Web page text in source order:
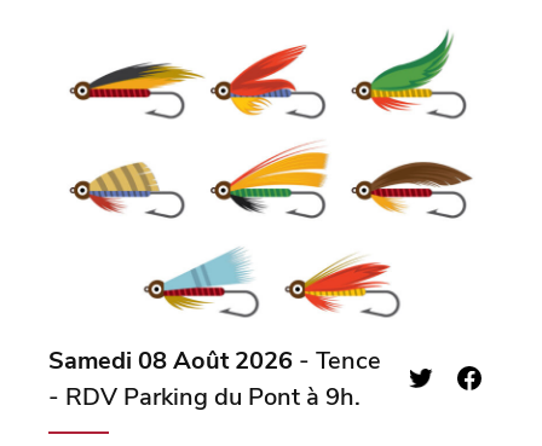
Samedi 08 Août 2026 - Tence
- RDV Parking du Pont à 9h.